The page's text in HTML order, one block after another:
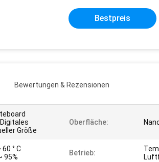
Bestpreis
Bewertungen & Rezensionen
Größe
Oberfläche:
° C
95%
Betrieb: